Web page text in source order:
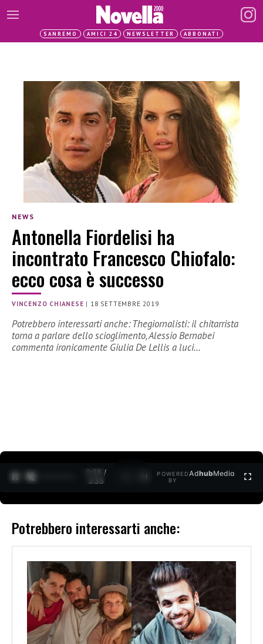
SANREMO AMICI 24 NEWSLETTER ABBONATI
NEWS
Antonella Fiordelisi ha
incontrato Francesco Chiofalo:
ecco cosa è successo
VINCENZO CHIANESE | 18 SETTEMBRE 2019
Potrebbero interessarti anche: Thegiornalisti: il chitarrista
torna a parlare dello scioglimento, Alessio Bernabei
commenta ironicamente Giulia De Lellis a luci…
0:28 /
3:35
POWERED
BY
AdhubMedia
Potrebbero interessarti anche: